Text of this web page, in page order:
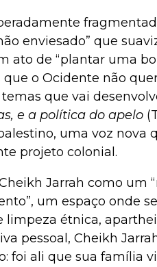
enviesado” que
ato de “plantar uma
o Ocidente não
que vai
e a política do apelo
uma voz nova
projeto colonial.
Jarrah como um
um espaço onde
limpeza étnica,
pessoal, Cheikh
foi ali que sua família